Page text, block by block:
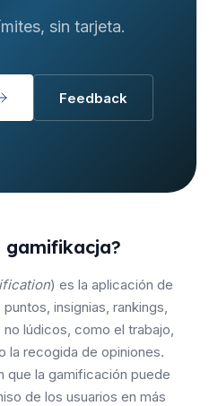
sin tarjeta.
Feedback
gamifikacja?
) es la aplicación de
insignias, rankings,
lúdicos, como el trabajo,
la recogida de opiniones.
que la gamificación puede
de los usuarios en más